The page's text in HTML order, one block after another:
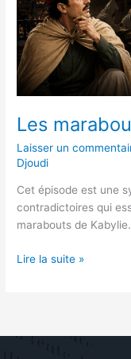
Les
Laisser un
Djoudi
Cet épisode est une
contradictoires qui
marabouts de Kabylie.
Lire la suite »